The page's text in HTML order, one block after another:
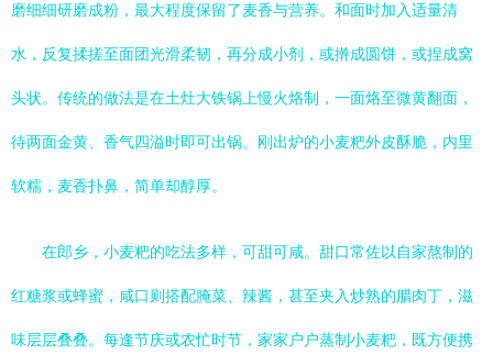
磨细细研磨成粉，最大程度保留了麦香与营养。和面时加入适量清
水，反复揉搓至面团光滑柔韧，再分成小剂，或擀成圆饼，或捏成窝
头状。传统的做法是在土灶大铁锅上慢火烙制，一面烙至微黄翻面，
待两面金黄、香气四溢时即可出锅。刚出炉的小麦粑外皮酥脆，内里
软糯，麦香扑鼻，简单却醇厚。
在郎乡，小麦粑的吃法多样，可甜可咸。甜口常佐以自家熬制的
红糖浆或蜂蜜，咸口则搭配腌菜、辣酱，甚至夹入炒熟的腊肉丁，滋
味层层叠叠。每逢节庆或农忙时节，家家户户蒸制小麦粑，既方便携